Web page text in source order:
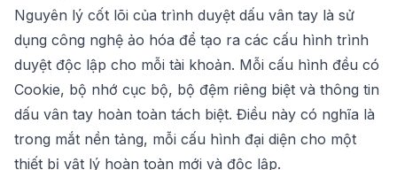
Nguyên lý cốt lõi của trình duyệt dấu vân tay là sử
dụng công nghệ ảo hóa để tạo ra các cấu hình trình
duyệt độc lập cho mỗi tài khoản. Mỗi cấu hình đều có
Cookie, bộ nhớ cục bộ, bộ đệm riêng biệt và thông tin
dấu vân tay hoàn toàn tách biệt. Điều này có nghĩa là
trong mắt nền tảng, mỗi cấu hình đại diện cho một
thiết bị vật lý hoàn toàn mới và độc lập.